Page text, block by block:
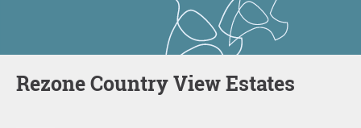
Rezone Country View Estates